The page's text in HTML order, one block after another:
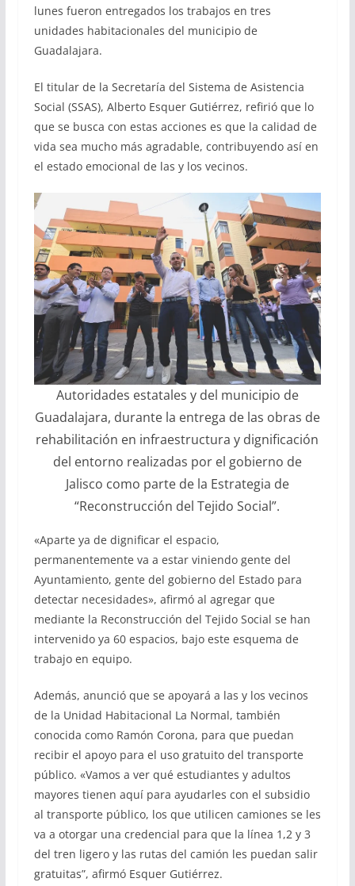
lunes fueron entregados los trabajos en tres
unidades habitacionales del municipio de
Guadalajara.
El titular de la Secretaría del Sistema de Asistencia
Social (SSAS), Alberto Esquer Gutiérrez, refirió que lo
que se busca con estas acciones es que la calidad de
vida sea mucho más agradable, contribuyendo así en
el estado emocional de las y los vecinos.
Autoridades estatales y del municipio de
Guadalajara, durante la entrega de las obras de
rehabilitación en infraestructura y dignificación
del entorno realizadas por el gobierno de
Jalisco como parte de la Estrategia de
“Reconstrucción del Tejido Social”.
«Aparte ya de dignificar el espacio,
permanentemente va a estar viniendo gente del
Ayuntamiento, gente del gobierno del Estado para
detectar necesidades», afirmó al agregar que
mediante la Reconstrucción del Tejido Social se han
intervenido ya 60 espacios, bajo este esquema de
trabajo en equipo.
Además, anunció que se apoyará a las y los vecinos
de la Unidad Habitacional La Normal, también
conocida como Ramón Corona, para que puedan
recibir el apoyo para el uso gratuito del transporte
público. «Vamos a ver qué estudiantes y adultos
mayores tienen aquí para ayudarles con el subsidio
al transporte público, los que utilicen camiones se les
va a otorgar una credencial para que la línea 1,2 y 3
del tren ligero y las rutas del camión les puedan salir
gratuitas”, afirmó Esquer Gutiérrez.